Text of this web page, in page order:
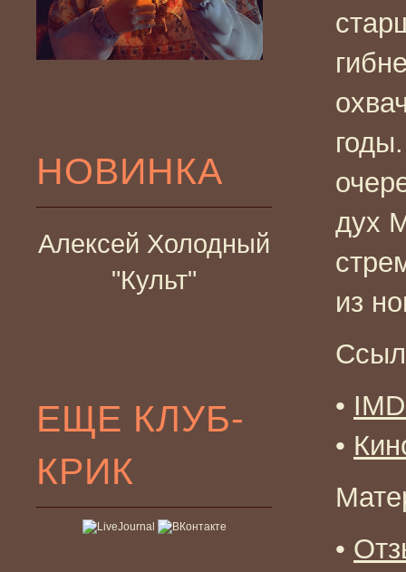
НОВИНКА
Алексей Холодный
"Культ"
ЕЩЕ КЛУБ-
КРИК
дух
из
•
•
•